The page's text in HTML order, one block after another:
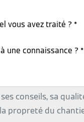
vous avez traité ? *
une connaissance ? *